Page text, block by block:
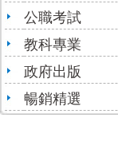
公職考試
教科專業
政府出版
暢銷精選